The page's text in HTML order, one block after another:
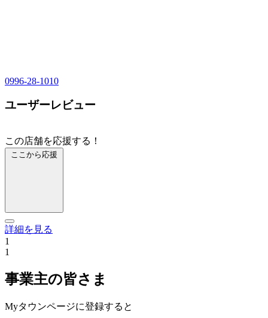
0996-28-1010
ユーザーレビュー
この店舗を応援する！
ここから応援
詳細を見る
1
1
事業主の皆さま
Myタウンページに登録すると